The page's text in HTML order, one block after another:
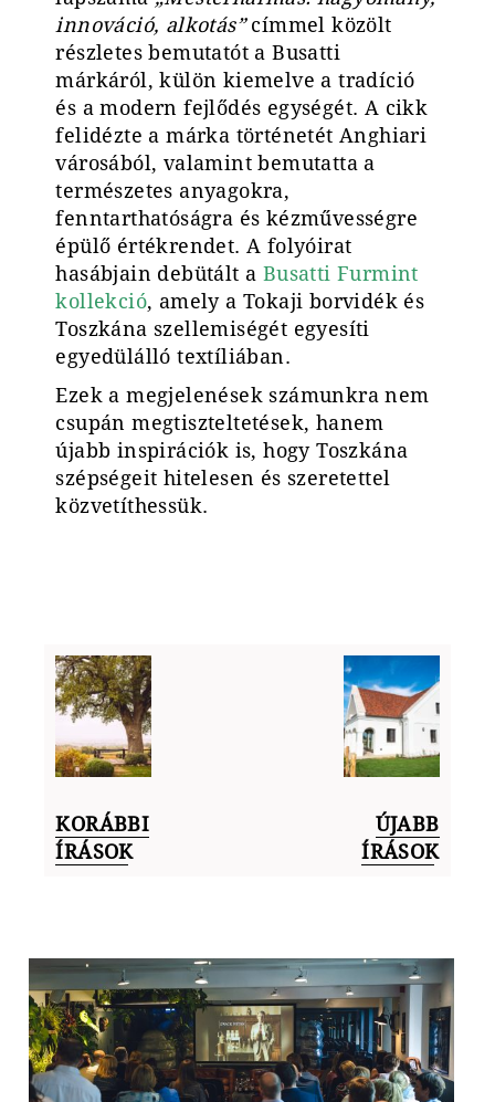
innováció, alkotás”címmel közölt
részletes bemutatót a Busatti
márkáról, külön kiemelve a tradíció
és a modern fejlődés egységét. A cikk
felidézte a márka történetét Anghiari
városából, valamint bemutatta a
természetes anyagokra,
fenntarthatóságra és kézművességre
épülő értékrendet. A folyóirat
hasábjain debütált a Busatti Furmint
kollekció, amely a Tokaji borvidék és
Toszkána szellemiségét egyesíti
egyedülálló textíliában.
Ezek a megjelenések számunkra nem
csupán megtiszteltetések, hanem
újabb inspirációk is, hogy Toszkána
szépségeit hitelesen és szeretettel
közvetíthessük.
KORÁBBI
ÍRÁSOK
ÚJABB
ÍRÁSOK